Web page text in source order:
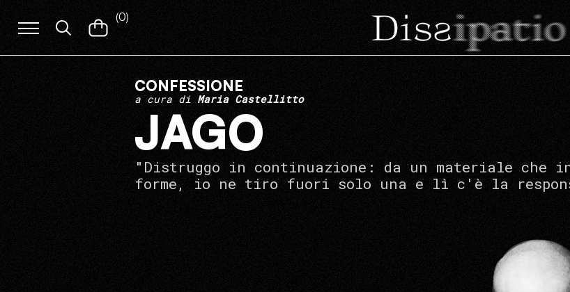
(0)
CONFESSIONE
a cura di Maria Castellitto
JAGO
"Distruggo in continuazione: da un materiale che
forme, io ne tiro fuori solo una e lì c'è la